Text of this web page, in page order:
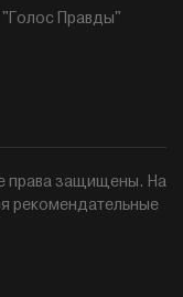
Правды"
права защищены. На
рекомендательные